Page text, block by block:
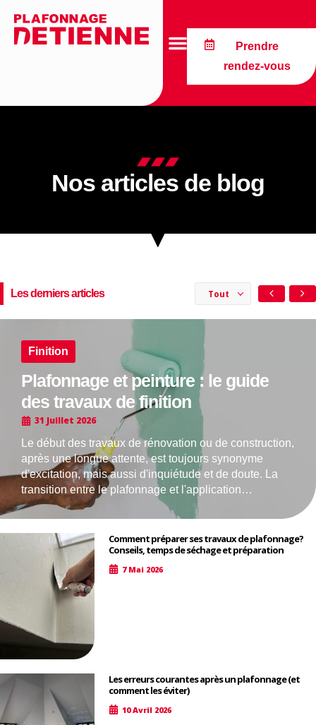
Prendre
rendez-vous
Nos articles de blog
Les derniers articles Tout
Finition
Plafonnage et peinture : le guide
des travaux de finition
31 Juillet 2026
Le début des travaux de rénovation ou de construction,
après une longue attente, est toujours synonyme
d'excitation, mais aussi d'inquiétude et de doute. La
transition entre le plafonnage et l'application…
Comment préparer ses travaux de plafonnage?
Conseils, temps de séchage et préparation
7 Mai 2026
Les erreurs courantes après un plafonnage (et
comment les éviter)
10 Avril 2026